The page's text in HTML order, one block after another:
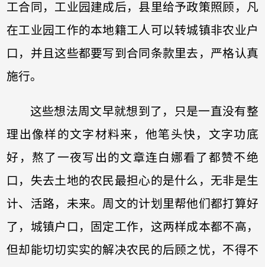
工合同，工业园建成后，县里给予政策照顾，凡
在工业园工作的本地籍工人可以转城镇非农业户
口，并且这些都要写到合同条款里去，严格认真
施行。
这些想法周文早就想到了，只是一直没有整
理出像样的文字材料来，他笔头快，文字功底
好，熬了一夜写出的文章连白娜看了都赞不绝
口，失去土地的农民最担心的是什么，无非是生
计、活路，未来。周文的计划里帮他们都打算好
了，城镇户口，固定工作，这两样成本都不高，
但却能切切实实的解决农民的后顾之忧，不得不